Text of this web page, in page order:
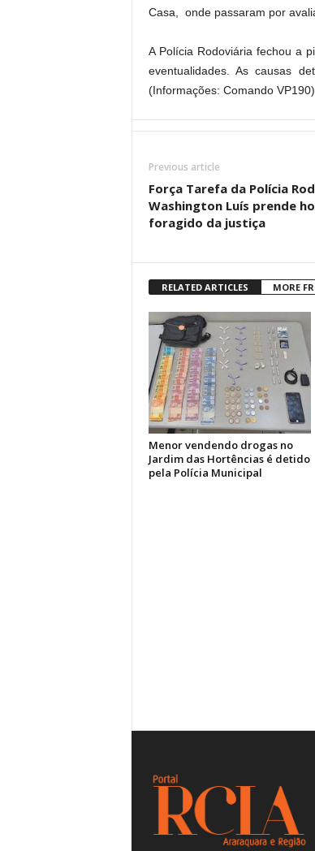
Casa, onde passaram por
A Polícia Rodoviária fechou a
eventualidades. As causas
(Informações: Comando VP190)
Previous article
Força Tarefa da Polícia
Washington Luís prende
foragido da justiça
RELATED ARTICLES MORE
Menor vendendo drogas no
Jardim das Hortências é detido
pela Polícia Municipal